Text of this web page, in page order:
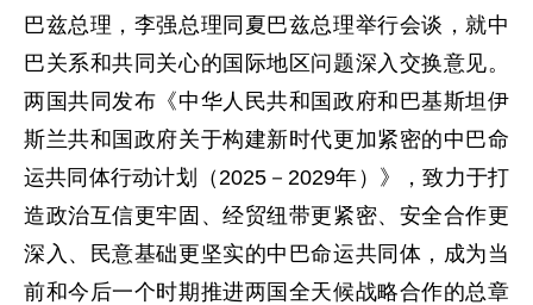
巴兹总理，李强总理同夏巴兹总理举行会谈，就中
巴关系和共同关心的国际地区问题深入交换意见。
两国共同发布《中华人民共和国政府和巴基斯坦伊
斯兰共和国政府关于构建新时代更加紧密的中巴命
运共同体行动计划（2025－2029年）》，致力于打
造政治互信更牢固、经贸纽带更紧密、安全合作更
深入、民意基础更坚实的中巴命运共同体，成为当
前和今后一个时期推进两国全天候战略合作的总章